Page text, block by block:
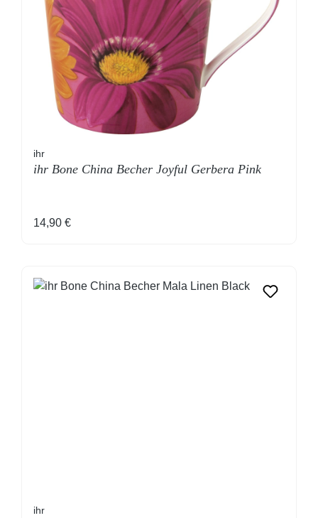
ihr
ihr Bone China Becher Joyful Gerbera Pink
Regulärer Preis:
14,90 €
ihr